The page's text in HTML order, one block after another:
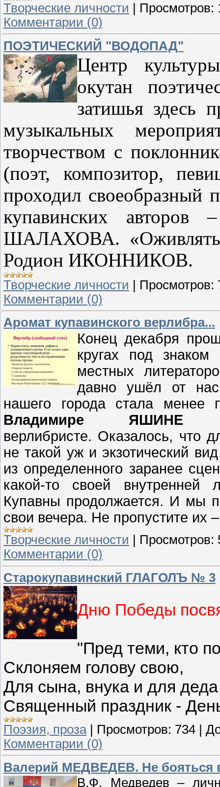
Творческие личности Просмотров:
Комментарии (0)
ПОЭТИЧЕСКИЙ "ВОДОПАД"
Центр
окутан
затишья здесь
музыкальных
творчеством с
(поэт, композитор,
проходил своеобразный
купавинских
ШАЛАХОВА.
Родион ИКОННИКОВ.
Творческие личности | Просмотров:
Комментарии (0)
Аромат купавинского верлибра...
Конец декабря
кругах под
местных
давно ушёл от нас
нашего города стала
Владимире ЯШИНЕ
верлибристе. Оказалось, что
не такой уж и экзотический
из определенного заранее
какой-то своей внутренней
Купавны продолжается. И мы
свои вечера. Не пропустите их
Творческие личности Просмотров:
Комментарии (0)
Старокупавинский ГЛАГОЛЪ № 3
Дню Победы
"Пред теми, кто
Склоняем голову свою,
Для сына, внука и для деда
Священный праздник -
Поэзия, проза| Просмотров: 734
Комментарии (0)
Валерий МЕДВЕДЕВ. Не бояться
В.Ф. Медведев –